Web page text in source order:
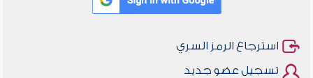
استرجاع الرمز السري
تسجيل عضو جديد